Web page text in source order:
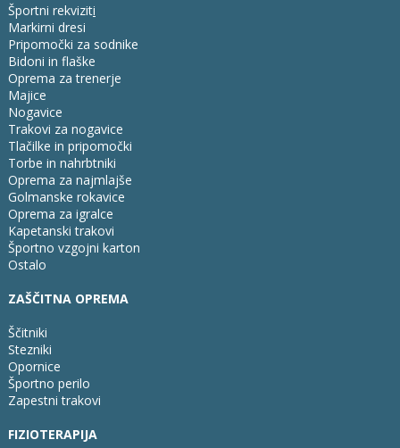
Športni rekviziti
Markirni dresi
Pripomočki za sodnike
Bidoni in flaške
Oprema za trenerje
Majice
Nogavice
Trakovi za nogavice
Tlačilke in pripomočki
Torbe in nahrbtniki
Oprema za najmlajše
Golmanske rokavice
Oprema za igralce
Kapetanski trakovi
Športno vzgojni karton
Ostalo
ZAŠČITNA OPREMA
Ščitniki
Stezniki
Opornice
Športno perilo
Zapestni trakovi
FIZIOTERAPIJA